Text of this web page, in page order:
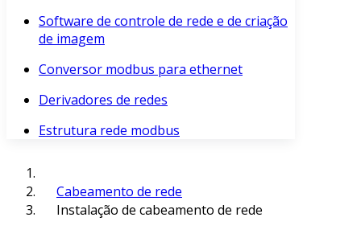
Software de controle de rede e de criação
de imagem
Conversor modbus para ethernet
Derivadores de redes
Estrutura rede modbus
Cabeamento de rede
Instalação de cabeamento de rede